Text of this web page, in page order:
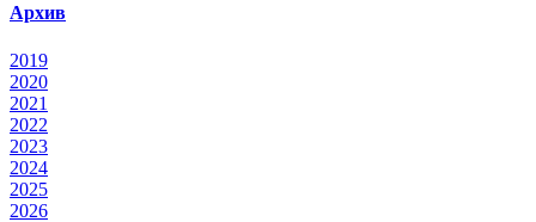
Архив
2019
2020
2021
2022
2023
2024
2025
2026